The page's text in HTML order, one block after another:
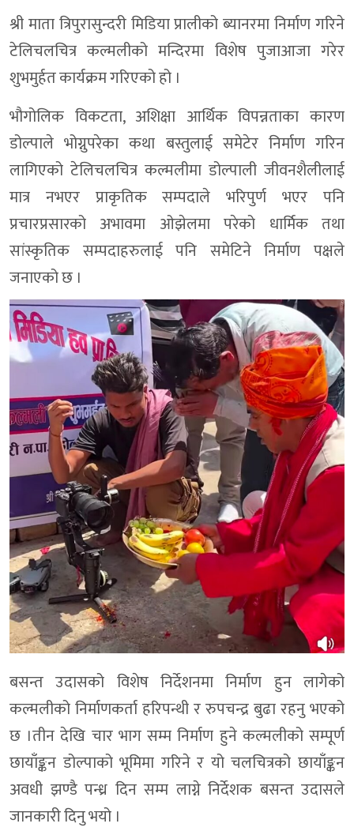
श्री माता त्रिपुरासुन्दरी मिडिया प्रालीको ब्यानरमा निर्माण गरिने
टेलिचलचित्र कल्मलीको मन्दिरमा विशेष पुजाआजा गरेर
शुभमुर्हत कार्यक्रम गरिएको हो ।
भौगोलिक विकटता, अशिक्षा आर्थिक विपन्नताका कारण
डोल्पाले भोग्नुपरेका कथा बस्तुलाई समेटेर निर्माण गरिन
लागिएको टेलिचलचित्र कल्मलीमा डोल्पाली जीवनशैलीलाई
मात्र नभएर प्राकृतिक सम्पदाले भरिपुर्ण भएर पनि
प्रचारप्रसारको अभावमा ओझेलमा परेको धार्मिक तथा
सांस्कृतिक सम्पदाहरुलाई पनि समेटिने निर्माण पक्षले
जनाएको छ ।
बसन्त उदासको विशेष निर्देशनमा निर्माण हुन लागेको
कल्मलीको निर्माणकर्ता हरिपन्थी र रुपचन्द्र बुढा रहनु भएको
छ ।तीन देखि चार भाग सम्म निर्माण हुने कल्मलीको सम्पूर्ण
छायाँङ्कन डोल्पाको भूमिमा गरिने र यो चलचित्रको छायाँङ्कन
अवधी झण्डै पन्ध्र दिन सम्म लाग्ने निर्देशक बसन्त उदासले
जानकारी दिनु भयो ।